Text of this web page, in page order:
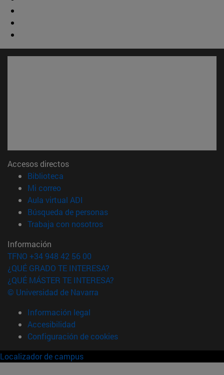
Accesos directos
Biblioteca
Mi correo(abre en nueva ventana)
Aula virtual ADI
Búsqueda de personas(abre en nueva ventana)
Trabaja con nosotros(abre en nueva ventana)
Información
TFNO +34 948 42 56 00
¿QUÉ GRADO TE INTERESA?
¿QUÉ MÁSTER TE INTERESA?
© Universidad de Navarra
Información legal
Accesibilidad
Configuración de cookies
Localizador de campus